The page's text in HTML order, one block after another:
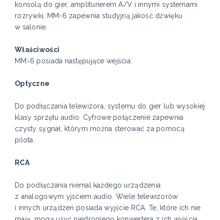
konsolą do gier, amplitunerem A/V i innymi systemami
rozrywki, MM-6 zapewnia studyjną jakość dźwięku
w salonie.
Właściwości
MM-6 posiada następujące wejścia:
Optyczne
Do podłączania telewizora, systemu do gier lub wysokiej
klasy sprzętu audio. Cyfrowe połączenie zapewnia
czysty sygnał, którym można sterować za pomocą
pilota.
RCA
Do podłączania niemal każdego urządzenia
z analogowym yjściem audio. Wiele telewizorów
i innych urządzeń posiada wyjście RCA. Te, które ich nie